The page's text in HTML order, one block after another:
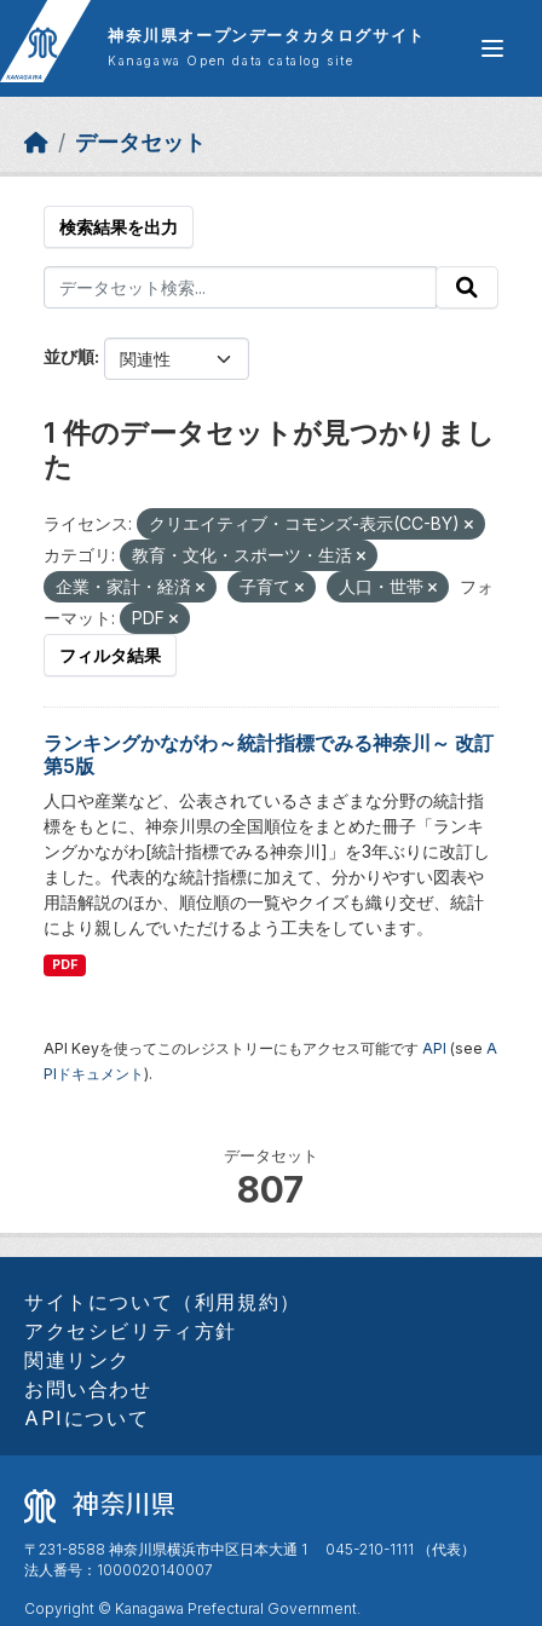
Skip to main content
神奈川県オープンデータカタログサイト
Kanagawa Open data catalog site
データセット
データセット
807
検索結果を出力
並び順
1 件のデータセットが見つかりまし
た
ライセンス:
クリエイティブ・コモンズ-表示(CC-BY)
カテゴリ:
教育・文化・スポーツ・生活
企業・家計・経済
子育て 人口・世帯
フォ
ーマット:
PDF
フィルタ結果
ランキングかながわ～統計指標でみる神奈川～ 改訂
第5版
人口や産業など、公表されているさまざまな分野の統計指
標をもとに、神奈川県の全国順位をまとめた冊子「ランキ
ングかながわ[統計指標でみる神奈川]」を3年ぶりに改訂し
ました。代表的な統計指標に加えて、分かりやすい図表や
用語解説のほか、順位順の一覧やクイズも織り交ぜ、統計
により親しんでいただけるよう工夫をしています。
PDF
API Keyを使ってこのレジストリーにもアクセス可能です API (see A
PIドキュメント ).
サイトについて（利用規約）
アクセシビリティ方針
関連リンク
お問い合わせ
APIについて
〒231-8588 神奈川県横浜市中区日本大通 1 045-210-1111 （代表）
法人番号：1000020140007
Copyright © Kanagawa Prefectural Government.